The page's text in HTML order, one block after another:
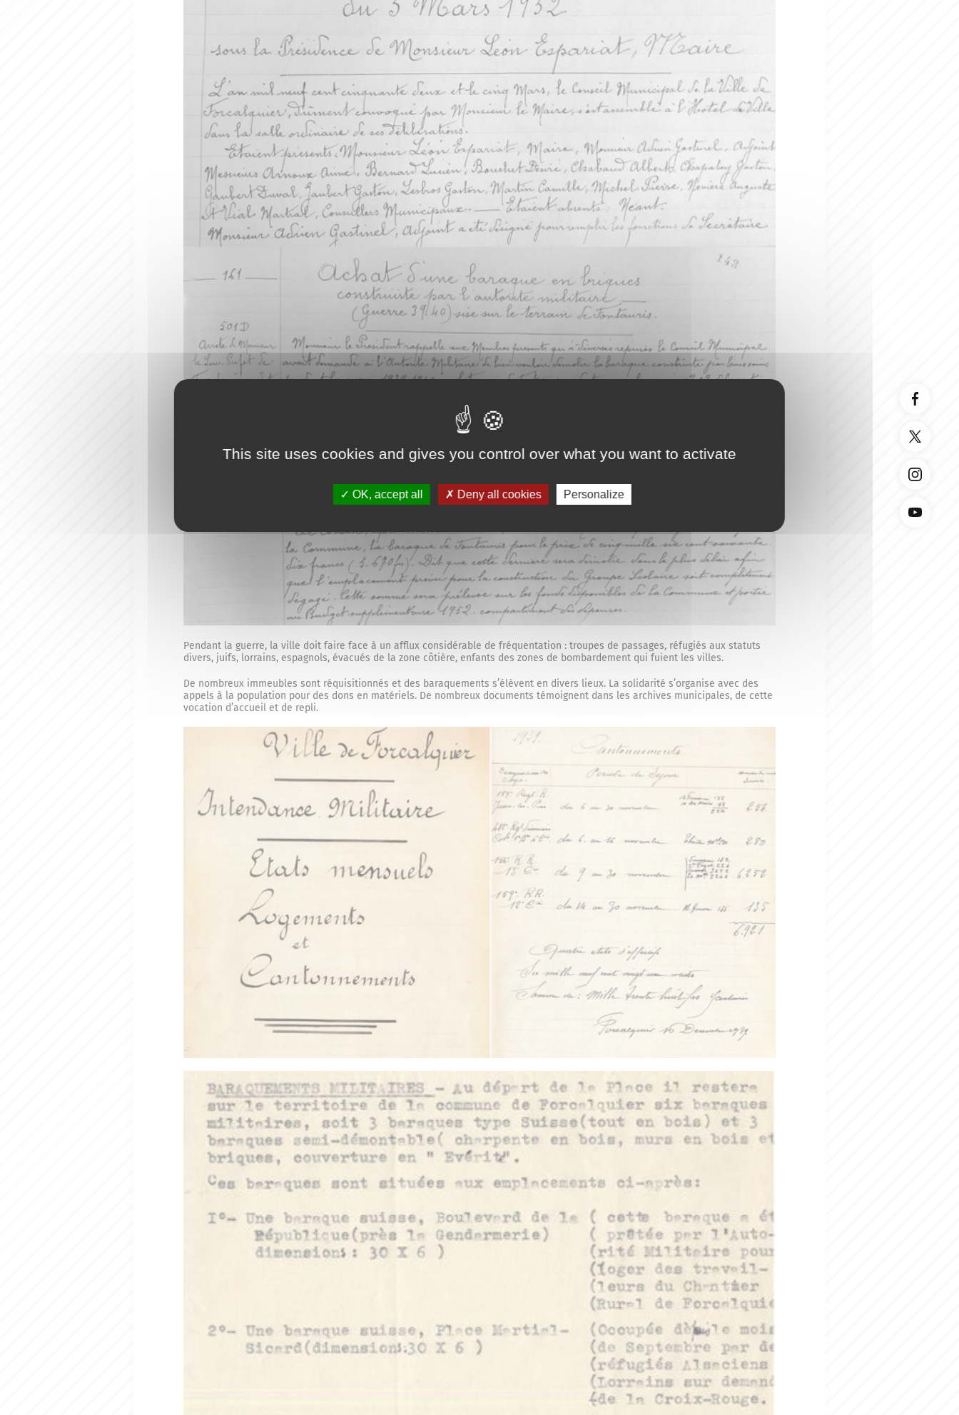
Pendant la guerre, la ville doit faire face à un afflux considérable de fréquentation : troupes de passages, réfugiés aux statuts
divers, juifs, lorrains, espagnols, évacués de la zone côtière, enfants des zones de bombardement qui fuient les villes.
De nombreux immeubles sont réquisitionnés et des baraquements s’élèvent en divers lieux. La solidarité s’organise avec des
appels à la population pour des dons en matériels. De nombreux documents témoignent dans les archives municipales, de cette
vocation d’accueil et de repli.
This site uses cookies and gives you control over what you want to activate
OK, accept all Deny all cookies Personalize